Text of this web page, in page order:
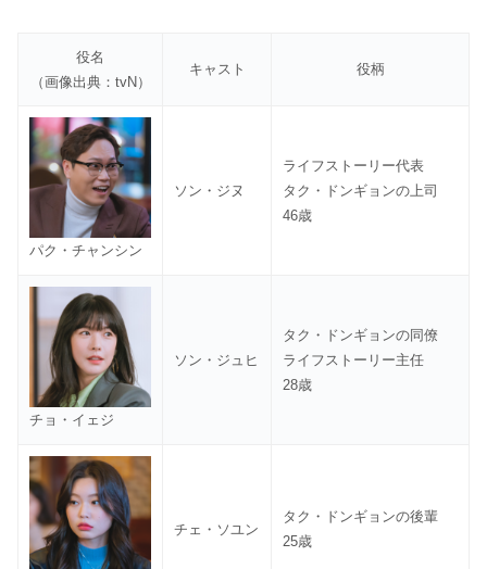
役名
（画像出典：tvN）
キャスト 役柄
パク・チャンシン
ソン・ジヌ
ライフストーリー代表
タク・ドンギョンの上司
46歳
チョ・イェジ
ソン・ジュヒ
タク・ドンギョンの同僚
ライフストーリー主任
28歳
チェ・ソユン
タク・ドンギョンの後輩
25歳